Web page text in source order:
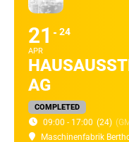
21
APR
24
AG
COMPLETED
09:00 - 17:00 (24)
Maschinenfabrik